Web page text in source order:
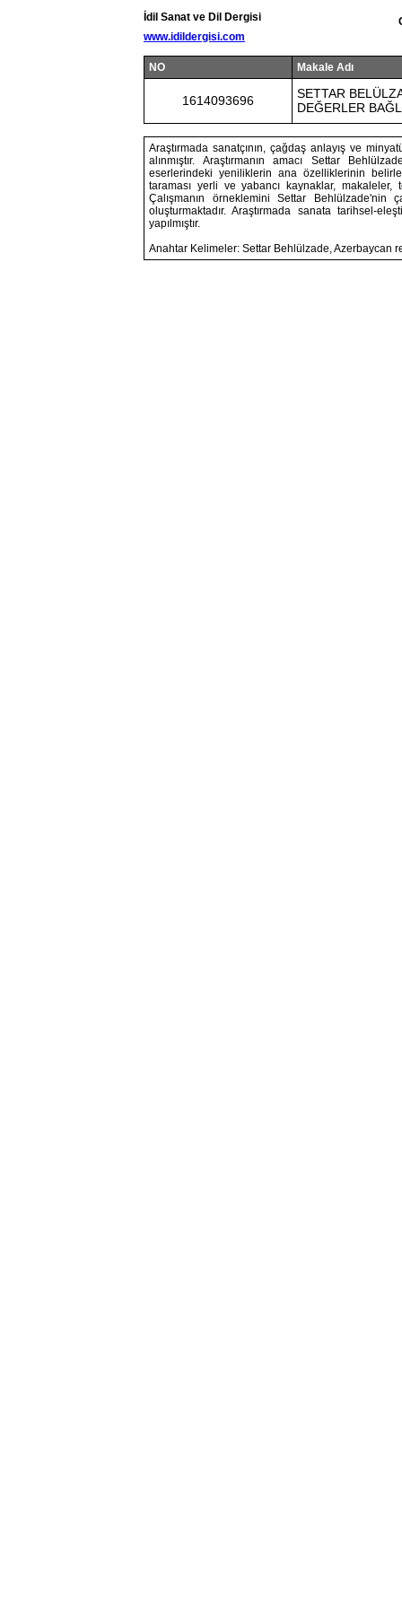
İdil Sanat ve Dil Dergisi
www.idildergisi.com
NO Makale Adı
1614093696
SETTAR
DEĞERLER
Araştırmada sanatçının, çağdaş anlayış ve
alınmıştır. Araştırmanın amacı Settar
eserlerindeki yeniliklerin ana özelliklerinin
taraması yerli ve yabancı kaynaklar,
Çalışmanın örneklemini Settar
oluşturmaktadır. Araştırmada sanata tarihsel-
yapılmıştır.
Anahtar Kelimeler: Settar Behlülzade, Azerbaycan